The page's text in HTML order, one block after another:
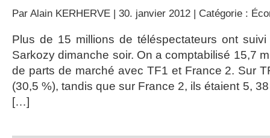
Par Alain KERHERVE | 30. janvier 2012 | Catégorie :
Plus de 15 millions de téléspectateurs ont suivi
Sarkozy dimanche soir. On a comptabilisé 15,7
de parts de marché avec TF1 et France 2. Sur
(30,5 %), tandis que sur France 2, ils étaient 5,
[…]